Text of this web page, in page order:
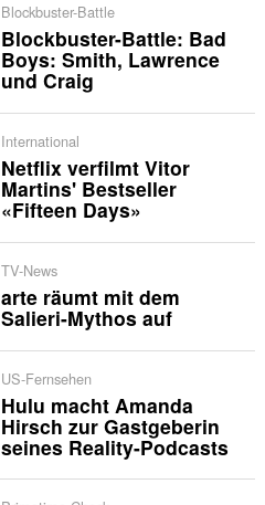
Blockbuster-Battle
Blockbuster-Battle: Bad
Boys: Smith, Lawrence
und Craig
International
Netflix verfilmt Vitor
Martins' Bestseller
«Fifteen Days»
TV-News
arte räumt mit dem
Salieri-Mythos auf
US-Fernsehen
Hulu macht Amanda
Hirsch zur Gastgeberin
seines Reality-Podcasts